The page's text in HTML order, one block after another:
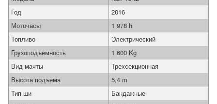
Год
2016
Моточасы
1 978 h
Топливо
Электрический
Грузоподъемность
1 600 Kg
Вид мачты
Трехсекционная
Высота подъема
5,4 m
Тип ши
Бандажные